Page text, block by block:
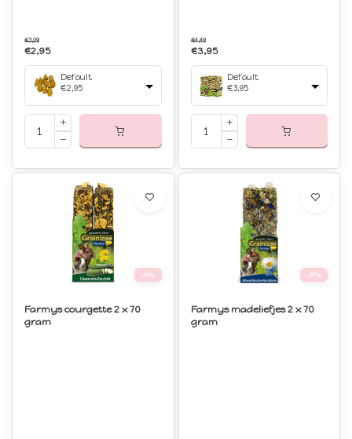
€3,09
€2,95
Default
€2,95
€4,49
€3,95
Default
€3,95
-6%
Farmys courgette 2 x 70
gram
-8%
Farmys madeliefjes 2 x 70
gram